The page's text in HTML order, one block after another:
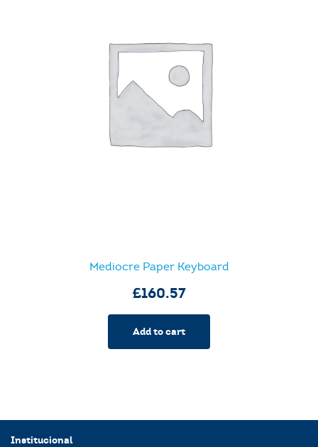
Mediocre Paper Keyboard
£160.57
Add to cart
Institucional